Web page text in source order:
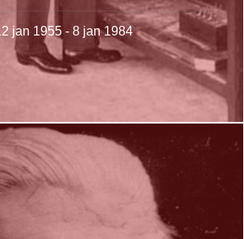
jan 1955 - 8 jan 1984